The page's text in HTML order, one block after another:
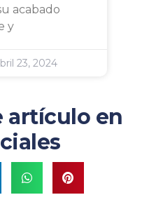
acabado
y
23, 2024
artículo en